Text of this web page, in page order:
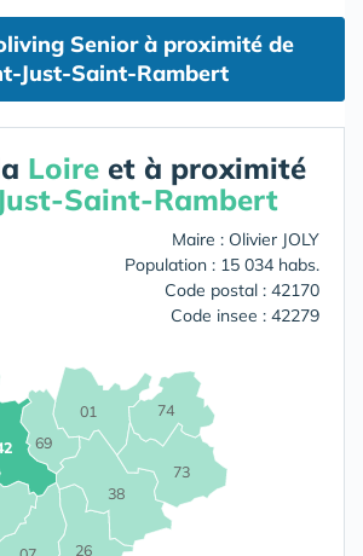
Senior à proximité de
Just-Saint-Rambert
Loire et à proximité
Saint-Rambert
Maire : Olivier JOLY
Population : 15 034 habs.
Code postal : 42170
Code insee : 42279
01
26
38
69
73
74